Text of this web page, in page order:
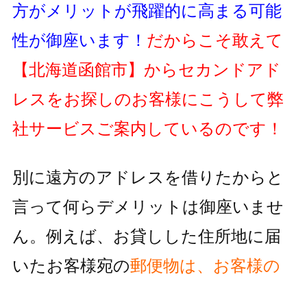
方がメリットが飛躍的に高まる可能
性が御座います！ だからこそ敢えて
【北海道函館市】 からセカンドアド
レスをお探しのお客様にこうして弊
社サービスご案内しているのです！
別に遠方のアドレスを借りたからと
言って何らデメリットは御座いませ
ん。例えば、お貸しした住所地に届
いたお客様宛の郵便物は、お客様の